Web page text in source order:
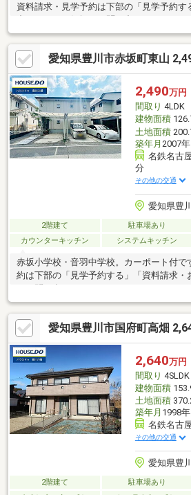
資料請求・見学予約は下部の「見学予約す
合せ」よりお気軽にお問い合わせください!
愛知県豊川市赤坂町東山
2,490万円
間取り 4LDK
建物面積
土地面積
築年月 2007
名鉄名古
分
その他の交通
愛知県豊
2階建て 駐車場あり
カウンターキッチン
システムキッチン
赤坂小学校・音羽中学校。カーポート付で
約は下部の「見学予約する」「資料請求・
愛知県豊川市国府町高畑
2,640万円
間取り 4SLDK
建物面積
土地面積
築年月 1998
名鉄名古
その他の交通
愛知県豊
2階建て 駐車場あり